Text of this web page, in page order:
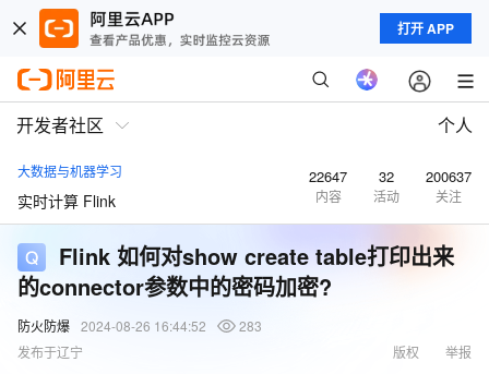
打开 APP
开发者社区 个人
大数据与机器学习
实时计算 Flink
22647
内容
32
活动
200637
关注
Flink 如何对show create table打印出来
的connector参数中的密码加密?
防火防爆 2024-08-26 16:44:52
283
发布于辽宁
举报
版权